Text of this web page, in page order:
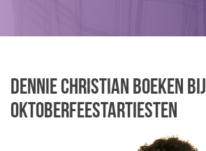
Dennie Christian boeken bij
Oktoberfeestartiesten